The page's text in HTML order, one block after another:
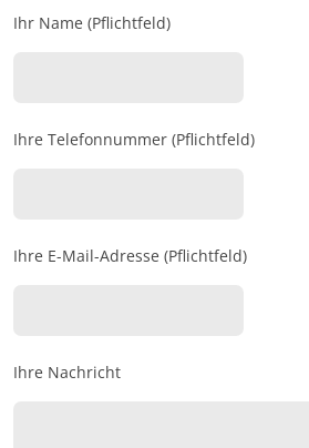
Ihr Name (Pflichtfeld)
Ihre Telefonnummer (Pflichtfeld)
Ihre E-Mail-Adresse (Pflichtfeld)
Ihre Nachricht